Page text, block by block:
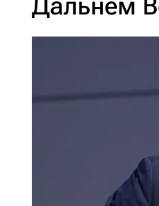
Дальнем